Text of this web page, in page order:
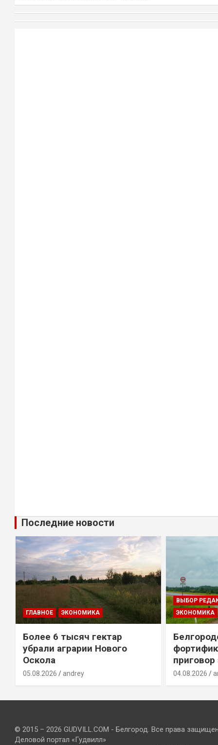
Последние новости
ГЛАВНОЕ ЭКОНОМИКА
Более 6 тысяч гектар
убрали аграрии Нового
Оскола
05.08.2026 andrey
ВЫБОР
ЭКОНОМИКА
04.08.2026
© 2015 – 2026 GUDVILL.COM - Белгород. Все права
Деловой портал «Гудвилл»